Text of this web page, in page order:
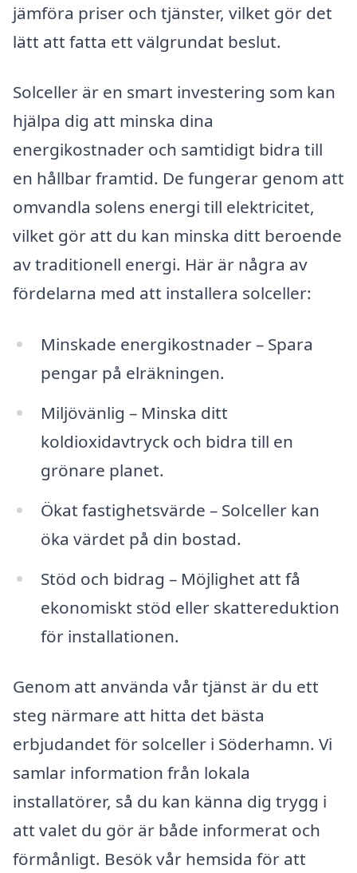
jämföra priser och tjänster, vilket gör det
lätt att fatta ett välgrundat beslut.
Solceller är en smart investering som kan
hjälpa dig att minska dina
energikostnader och samtidigt bidra till
en hållbar framtid. De fungerar genom att
omvandla solens energi till elektricitet,
vilket gör att du kan minska ditt beroende
av traditionell energi. Här är några av
fördelarna med att installera solceller:
Minskade energikostnader – Spara
pengar på elräkningen.
Miljövänlig – Minska ditt
koldioxidavtryck och bidra till en
grönare planet.
Ökat fastighetsvärde – Solceller kan
öka värdet på din bostad.
Stöd och bidrag – Möjlighet att få
ekonomiskt stöd eller skattereduktion
för installationen.
Genom att använda vår tjänst är du ett
steg närmare att hitta det bästa
erbjudandet för solceller i Söderhamn. Vi
samlar information från lokala
installatörer, så du kan känna dig trygg i
att valet du gör är både informerat och
förmånligt. Besök vår hemsida för att